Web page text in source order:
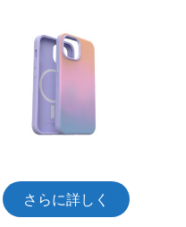
さらに詳しく